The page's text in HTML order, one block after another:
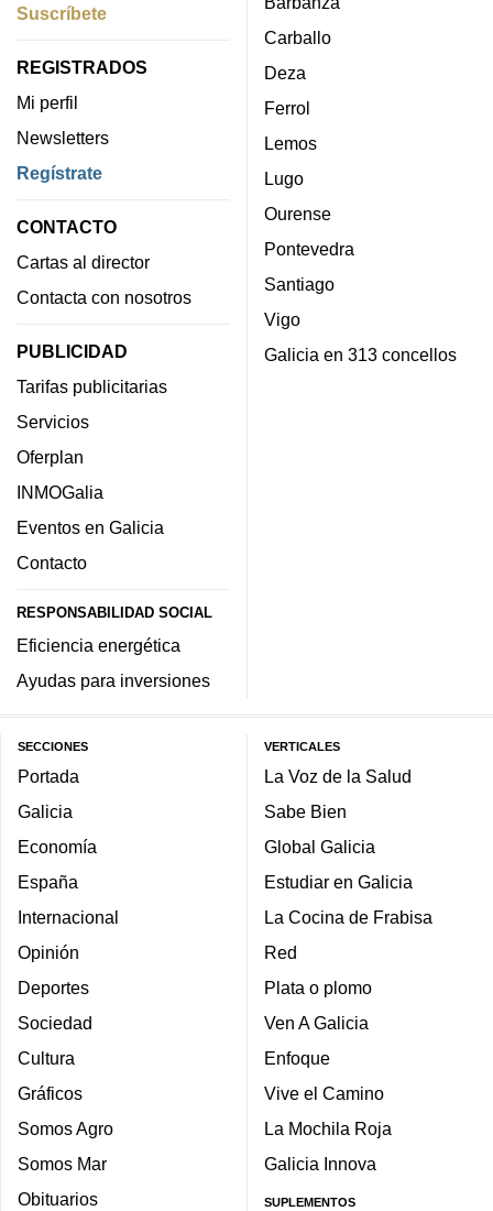
Suscríbete
REGISTRADOS
Mi perfil
Newsletters
Regístrate
CONTACTO
Cartas al director
Contacta con nosotros
PUBLICIDAD
Tarifas publicitarias
Servicios
Oferplan
INMOGalia
Eventos en Galicia
Contacto
RESPONSABILIDAD SOCIAL
Eficiencia energética
Ayudas para inversiones
Carballo
Deza
Ferrol
Lemos
Lugo
Ourense
Pontevedra
Santiago
Vigo
Galicia en 313 concellos
SECCIONES
Portada
Galicia
Economía
España
Internacional
Opinión
Deportes
Sociedad
Cultura
Gráficos
Somos Agro
Somos Mar
Obituarios
VERTICALES
La Voz de la Salud
Sabe Bien
Global Galicia
Estudiar en Galicia
La Cocina de Frabisa
Red
Plata o plomo
Ven A Galicia
Enfoque
Vive el Camino
La Mochila Roja
Galicia Innova
SUPLEMENTOS